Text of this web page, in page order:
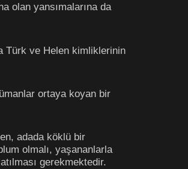
olan yansımalarına da
Türk ve Helen kimliklerinin
ortaya koyan bir
adada köklü bir
olmalı, yaşananlarla
gerekmektedir.